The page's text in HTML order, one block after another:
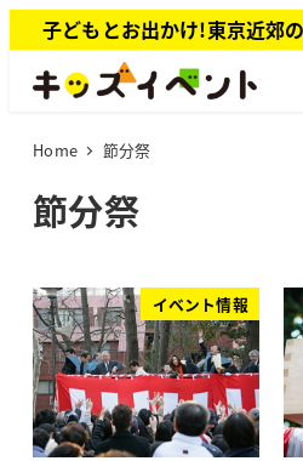
イ
子どもとお出かけ!東京近郊
Home 節分祭
節分祭
イベント情報